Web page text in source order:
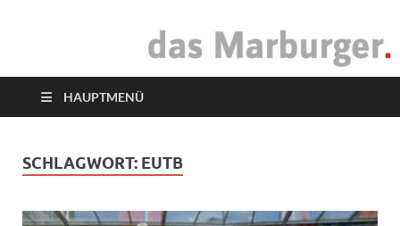
das Marburger.
HAUPTMENÜ
SCHLAGWORT: EUTB